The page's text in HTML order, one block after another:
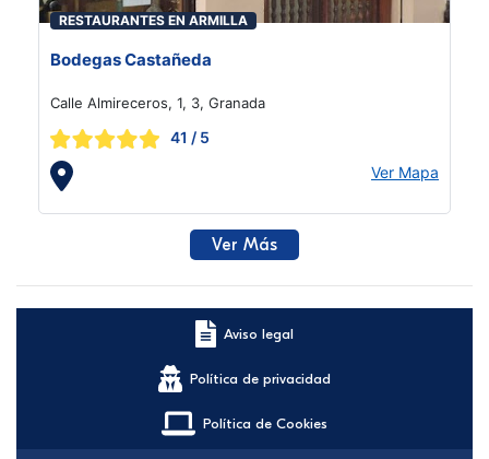
RESTAURANTES EN ARMILLA
Bodegas Castañeda
Calle Almireceros, 1, 3, Granada
41 / 5
Ver Mapa
Ver Más
Aviso legal
Política de privacidad
Política de Cookies